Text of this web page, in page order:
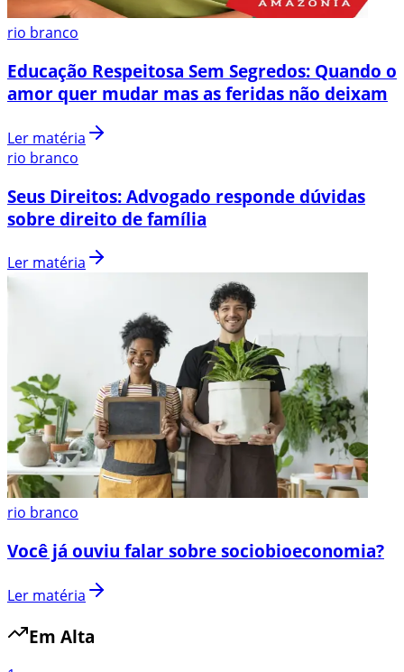
rio branco
Educação Respeitosa Sem Segredos: Quando o
amor quer mudar mas as feridas não deixam
Ler matéria
rio branco
Seus Direitos: Advogado responde dúvidas
sobre direito de família
Ler matéria
rio branco
Você já ouviu falar sobre sociobioeconomia?
Ler matéria
Em Alta